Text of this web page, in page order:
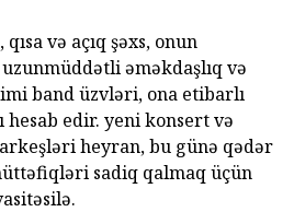
və açıq şəxs, onun
əməkdaşlıq və
band üzvləri, ona etibarlı
hesab edir. yeni konsert və
heyran, bu günə qədər
sadiq qalmaq üçün